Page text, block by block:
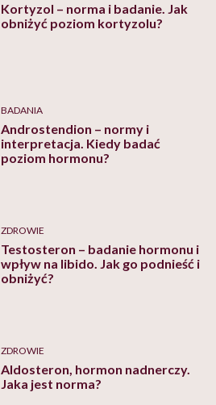
Kortyzol – norma i badanie. Jak
obniżyć poziom kortyzolu?
BADANIA
Androstendion – normy i
interpretacja. Kiedy badać
poziom hormonu?
ZDROWIE
Testosteron – badanie hormonu i
wpływ na libido. Jak go podnieść i
obniżyć?
ZDROWIE
Aldosteron, hormon nadnerczy.
Jaka jest norma?